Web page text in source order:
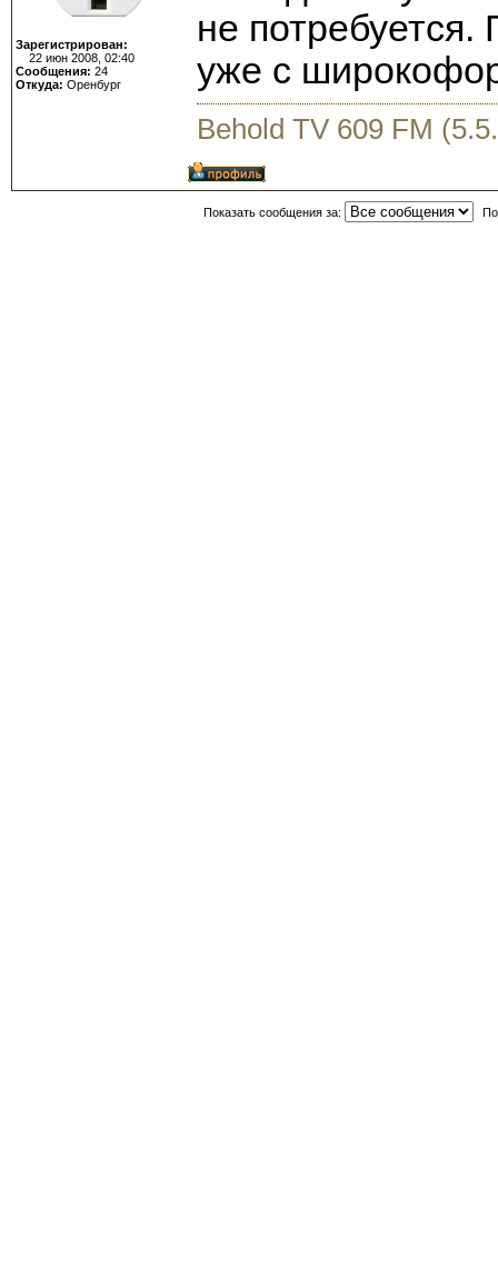
Зарегистрирован:
22 июн 2008, 02:40
Сообщения: 24
Откуда: Оренбург
не потребуется.
уже с
Behold TV 609 FM
Показать сообщения за: